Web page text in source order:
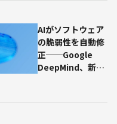
を公開──約
100ドル・4時
間で独自LLMを
訓練可能
AIがソフトウェア
の脆弱性を自動修
正──Google
DeepMind、新エ